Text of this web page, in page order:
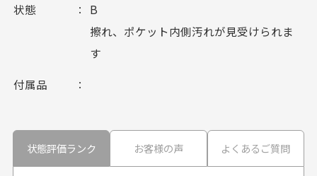
状態
B
擦れ、ポケット内側汚れが見受けられま
す
付属品
状態評価ランク お客様の声 よくあるご質問